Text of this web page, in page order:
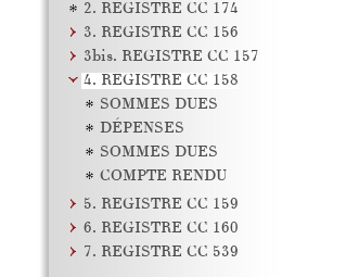
2. REGISTRE CC 174
3. REGISTRE CC 156
3bis. REGISTRE CC 157
4. REGISTRE CC 158
SOMMES DUES
DÉPENSES
SOMMES DUES
COMPTE RENDU
5. REGISTRE CC 159
6. REGISTRE CC 160
7. REGISTRE CC 539